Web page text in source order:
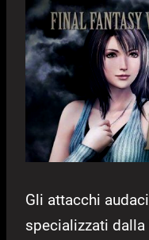
Gli attacchi
specializzati dalla